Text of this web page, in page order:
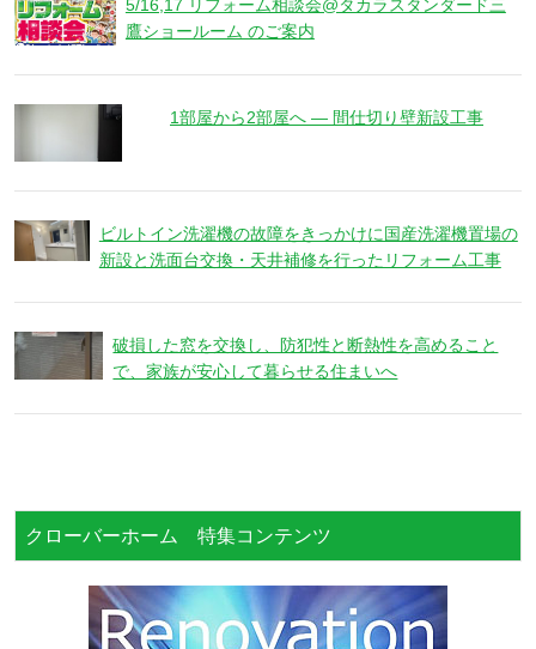
5/16,17 リフォーム相談会@タカラスタンダード三
鷹ショールーム のご案内
1部屋から2部屋へ ― 間仕切り壁新設工事
ビルトイン洗濯機の故障をきっかけに国産洗濯機置場の
新設と洗面台交換・天井補修を行ったリフォーム工事
破損した窓を交換し、防犯性と断熱性を高めること
で、家族が安心して暮らせる住まいへ
クローバーホーム 特集コンテンツ